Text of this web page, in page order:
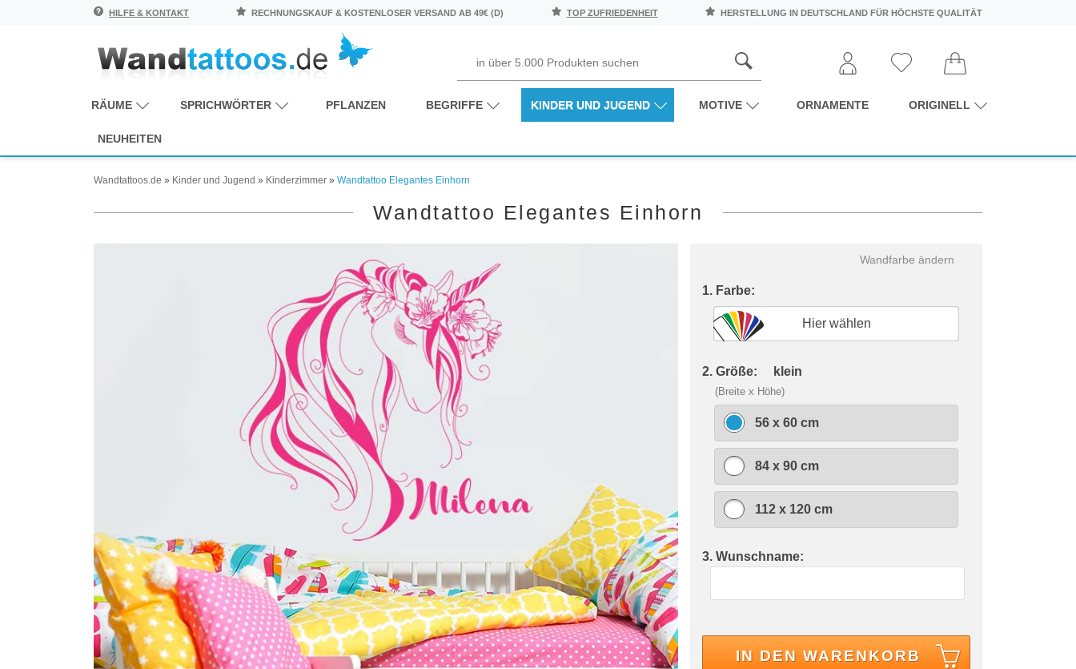
HILFE & KONTAKT RECHNUNGSKAUF & KOSTENLOSER VERSAND AB 49€ (D) TOP ZUFRIEDENHEIT HERSTELLUNG IN DEUTSCHLAND FÜR HÖCHSTE QUALITÄT
RÄUME SPRICHWÖRTER PFLANZEN BEGRIFFE KINDER UND JUGEND MOTIVE ORNAMENTE ORIGINELL
NEUHEITEN
Wandtattoos.de » Kinder und Jugend » Kinderzimmer » Wandtattoo Elegantes Einhorn
Wandtattoo Elegantes Einhorn
Wandfarbe ändern
1. Farbe:
Hier wählen
2. Größe: klein
(Breite x Höhe)
56 x 60 cm
84 x 90 cm
112 x 120 cm
3. Wunschname:
IN DEN WARENKORB